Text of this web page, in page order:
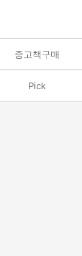
중고책구매
Pick